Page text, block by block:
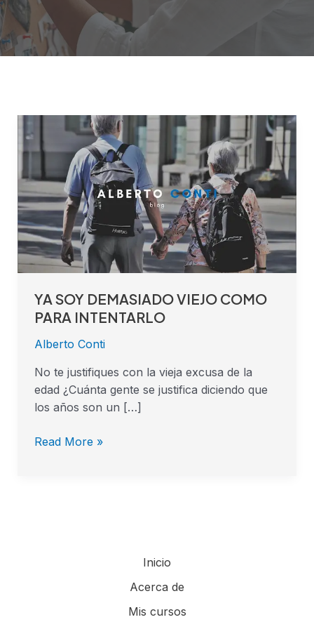
YA SOY DEMASIADO VIEJO COMO
PARA INTENTARLO
Alberto Conti
No te justifiques con la vieja excusa de la
edad ¿Cuánta gente se justifica diciendo que
los años son un […]
DEMASIADO
VIEJO
COMO
PARA
INTENTARLO
Read More »
Inicio
Acerca de
Mis cursos